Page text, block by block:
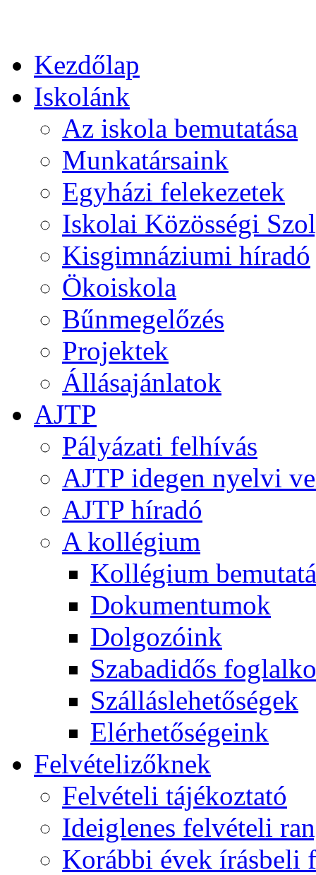
Kezdőlap
Iskolánk
Az iskola bemutatása
Munkatársaink
Egyházi felekezetek
Iskolai Közösségi
Kisgimnáziumi híradó
Ökoiskola
Bűnmegelőzés
Projektek
Állásajánlatok
AJTP
Pályázati felhívás
AJTP idegen nyelvi
AJTP híradó
A kollégium
Kollégium
Dokumentumok
Dolgozóink
Szabadidős
Szálláslehetőségek
Elérhetőségeink
Felvételizőknek
Felvételi tájékoztató
Ideiglenes felvételi
Korábbi évek írásbeli